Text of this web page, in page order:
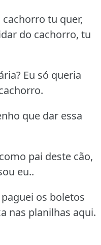
tu quer,
do cachorro, tu
Eu só queria
que dar essa
pai deste cão,
eu..
os boletos
nas planilhas aqui.